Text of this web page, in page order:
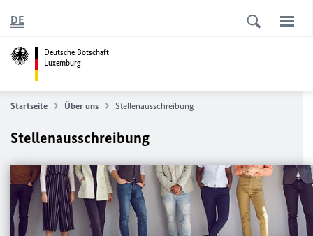
Deutsche Botschaft
Luxemburg
DE
Startseite Über uns Stellenausschreibung
Stellenausschreibung